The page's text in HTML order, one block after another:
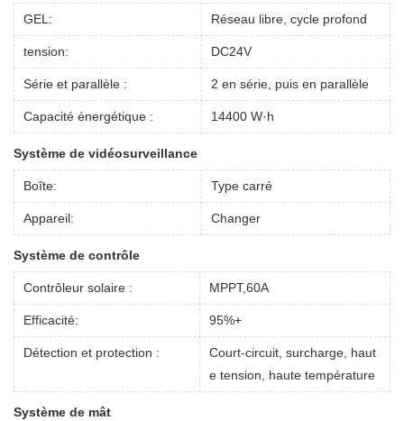
GEL: Réseau libre, cycle profond
tension: DC24V
Série et parallèle : 2 en série, puis en parallèle
Capacité énergétique : 14400 W·h
Système de vidéosurveillance
Boîte: Type carré
Appareil: Changer
Système de contrôle
Contrôleur solaire : MPPT,60A
Efficacité: 95%+
Détection et protection :
Court-circuit, surcharge, haut
e tension, haute température
Système de mât